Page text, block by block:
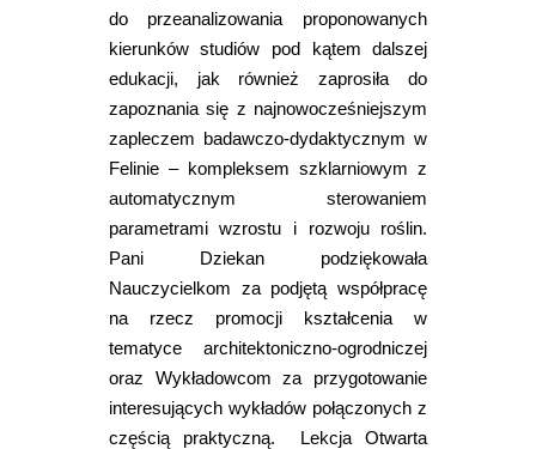
do przeanalizowania proponowanych
kierunków studiów pod kątem dalszej
edukacji, jak również zaprosiła do
zapoznania się z najnowocześniejszym
zapleczem badawczo-dydaktycznym w
Felinie – kompleksem szklarniowym z
automatycznym sterowaniem
parametrami wzrostu i rozwoju roślin.
Pani Dziekan podziękowała
Nauczycielkom za podjętą współpracę
na rzecz promocji kształcenia w
tematyce architektoniczno-ogrodniczej
oraz Wykładowcom za przygotowanie
interesujących wykładów połączonych z
częścią praktyczną. Lekcja Otwarta